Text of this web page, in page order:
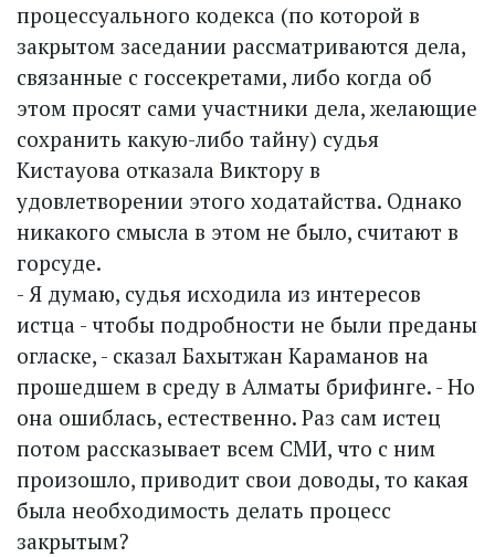
процессуального кодекса (по которой в
закрытом заседании рассматриваются дела,
связанные с госсекретами, либо когда об
этом просят сами участники дела, желающие
сохранить какую-либо тайну) судья
Кистауова отказала Виктору в
удовлетворении этого ходатайства. Однако
никакого смысла в этом не было, считают в
горсуде.
- Я думаю, судья исходила из интересов
истца - чтобы подробности не были преданы
оглас­ке, - сказал Бахытжан Караманов на
прошедшем в среду в Алматы брифинге. - Но
она ошиблась, естественно. Раз сам истец
потом рассказывает всем СМИ, что с ним
произошло, приводит свои доводы, то какая
была необходимость делать процесс
закрытым?